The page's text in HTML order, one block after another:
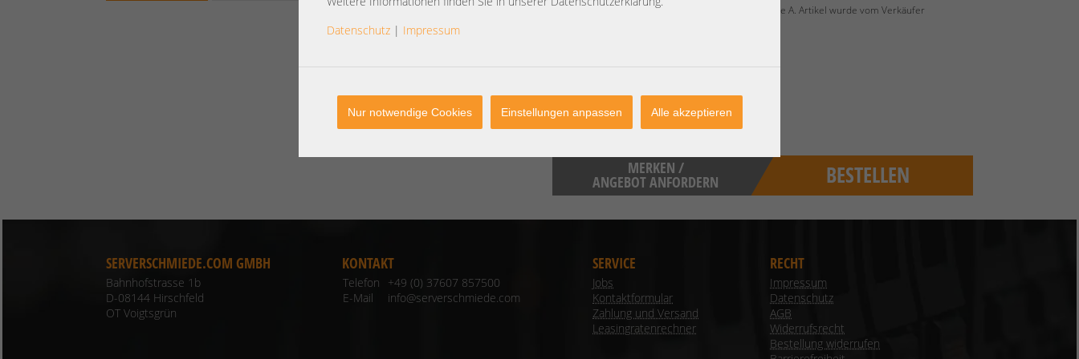
Datenschutz | Impressum
Nur notwendige Cookies Einstellungen anpassen Alle akzeptieren
Artikelzustand: refurbished / generalüberholt, Grade A. Artikel wurde vom Verkäufer
MERKEN /
ANGEBOT ANFORDERN BESTELLEN
SERVERSCHMIEDE.COM GMBH
Bahnhofstrasse 1b
D-08144 Hirschfeld
OT Voigtsgrün
KONTAKT
Telefon
+49 (0) 37607 857500
E-Mail
info@serverschmiede.com
SERVICE
Jobs
Kontaktformular
Zahlung und Versand
Leasingratenrechner
RECHT
Impressum
Datenschutz
AGB
Widerrufsrecht
Bestellung widerrufen